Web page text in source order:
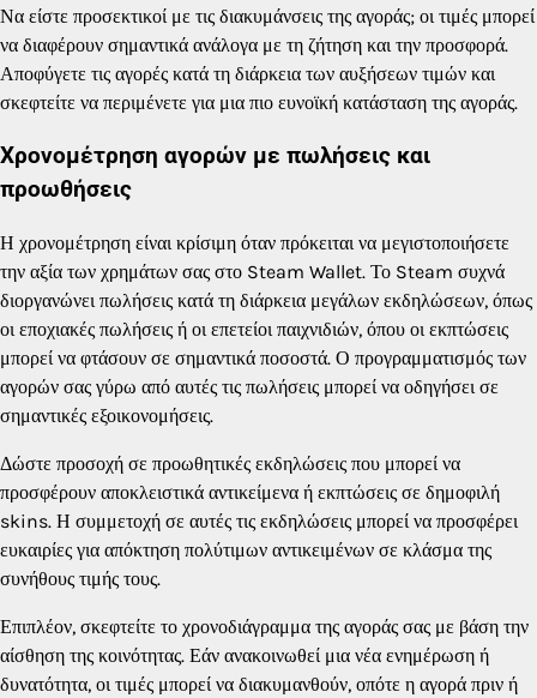
Να είστε προσεκτικοί με τις διακυμάνσεις της αγοράς; οι τιμές μπορεί
να διαφέρουν σημαντικά ανάλογα με τη ζήτηση και την προσφορά.
Αποφύγετε τις αγορές κατά τη διάρκεια των αυξήσεων τιμών και
σκεφτείτε να περιμένετε για μια πιο ευνοϊκή κατάσταση της αγοράς.
Χρονομέτρηση αγορών με πωλήσεις και
προωθήσεις
Η χρονομέτρηση είναι κρίσιμη όταν πρόκειται να μεγιστοποιήσετε
την αξία των χρημάτων σας στο Steam Wallet. Το Steam συχνά
διοργανώνει πωλήσεις κατά τη διάρκεια μεγάλων εκδηλώσεων, όπως
οι εποχιακές πωλήσεις ή οι επετείοι παιχνιδιών, όπου οι εκπτώσεις
μπορεί να φτάσουν σε σημαντικά ποσοστά. Ο προγραμματισμός των
αγορών σας γύρω από αυτές τις πωλήσεις μπορεί να οδηγήσει σε
σημαντικές εξοικονομήσεις.
Δώστε προσοχή σε προωθητικές εκδηλώσεις που μπορεί να
προσφέρουν αποκλειστικά αντικείμενα ή εκπτώσεις σε δημοφιλή
skins. Η συμμετοχή σε αυτές τις εκδηλώσεις μπορεί να προσφέρει
ευκαιρίες για απόκτηση πολύτιμων αντικειμένων σε κλάσμα της
συνήθους τιμής τους.
Επιπλέον, σκεφτείτε το χρονοδιάγραμμα της αγοράς σας με βάση την
αίσθηση της κοινότητας. Εάν ανακοινωθεί μια νέα ενημέρωση ή
δυνατότητα, οι τιμές μπορεί να διακυμανθούν, οπότε η αγορά πριν ή